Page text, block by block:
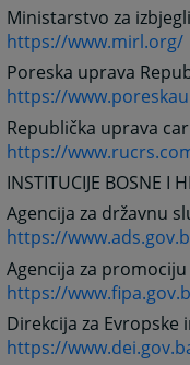
Ministarstvo za
https://www.mirl.org/
Poreska uprava
https://
Republička uprava
https://
INSTITUCIJE BOSNE I
Agencija za državnu
https://
Agencija za
https://
Direkcija za Evropske
https://